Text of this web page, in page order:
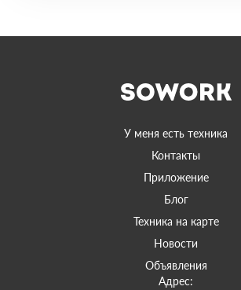
У меня есть техника
Контакты
Приложение
Блог
Техника на карте
Новости
Объявления
Адрес: